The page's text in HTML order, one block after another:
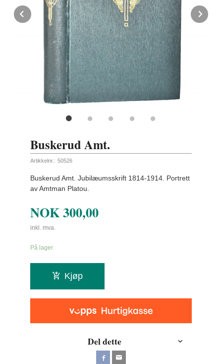
Prev
Buskerud Amt.
Artikkelnr.: 50526
Buskerud Amt. Jubilæumsskrift 1814-1914. Portrett
av Amtman Platou.
NOK300,00
inkl. mva.
På lager
Kjøp
Del dette